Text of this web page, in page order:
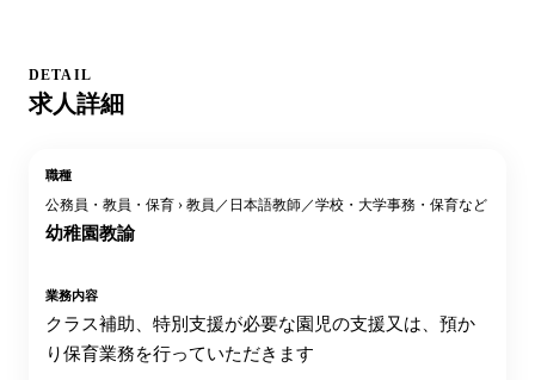
DETAIL
求人詳細
職種
公務員・教員・保育 › 教員／日本語教師／学校・大学事務・保育など
幼稚園教諭
業務内容
クラス補助、特別支援が必要な園児の支援又は、預か
り保育業務を行っていただきます